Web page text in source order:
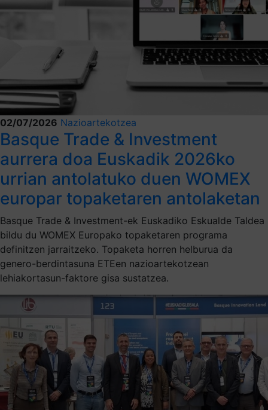
02/07/2026 Nazioartekotzea
Basque Trade & Investment
aurrera doa Euskadik 2026ko
urrian antolatuko duen WOMEX
europar topaketaren antolaketan
Basque Trade & Investment-ek Euskadiko Eskualde Taldea
bildu du WOMEX Europako topaketaren programa
definitzen jarraitzeko. Topaketa horren helburua da
genero-berdintasuna ETEen nazioartekotzean
lehiakortasun-faktore gisa sustatzea.